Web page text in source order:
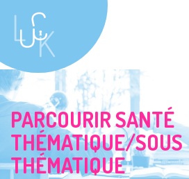
PARCOURIR SANTÉ
THÉMATIQUE/SOUS
THÉMATIQUE